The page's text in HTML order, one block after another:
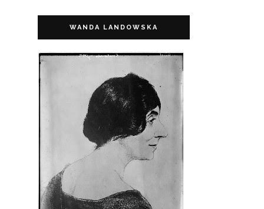
WANDA LANDOWSKA